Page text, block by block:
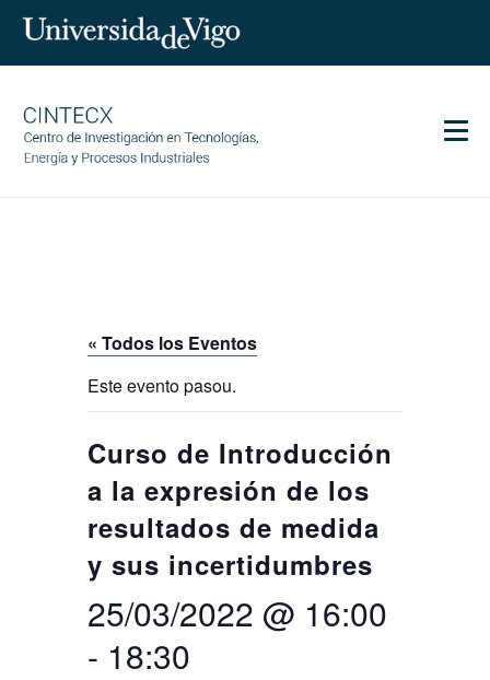
Servicios
Comunicación
Igualdad
Search
Buscar
por:
BUSCAR
TwitterInstagramYoutubeLinkedin
« Todos los Eventos
Este evento pasou.
Curso de Introducción
a la expresión de los
resultados de medida
y sus incertidumbres
25/03/2022 @ 16:00
- 18:30